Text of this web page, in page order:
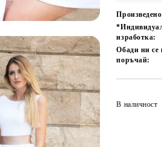
изработка:
Обади ни се
поръчай:
В наличност